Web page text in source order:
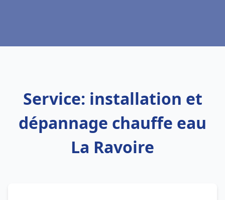
Service: installation et
dépannage chauffe eau
La Ravoire